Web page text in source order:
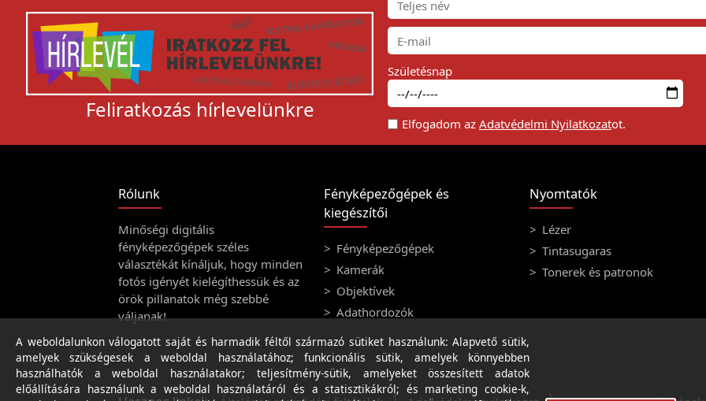
Feliratkozás hírlevelünkre
Születésnap
Elfogadom az Adatvédelmi Nyilatkozatot.
Rólunk
Minőségi digitális
fényképezőgépek széles
választékát kínáljuk, hogy minden
fotós igényét kielégíthessük és az
örök pillanatok még szebbé
váljanak!
Fényképezőgépek és
kiegészítői
Fényképezőgépek
Kamerák
Objektívek
Adathordozók
Nyomtatók
Lézer
Tintasugaras
Tonerek és patronok
A weboldalunkon válogatott saját és harmadik féltől származó sütiket használunk: Alapvető sütik,
amelyek szükségesek a weboldal használatához; funkcionális sütik, amelyek könnyebben
használhatók a weboldal használatakor; teljesítmény-sütik, amelyeket összesített adatok
előállítására használunk a weboldal használatáról és a statisztikákról; és marketing cookie-k,